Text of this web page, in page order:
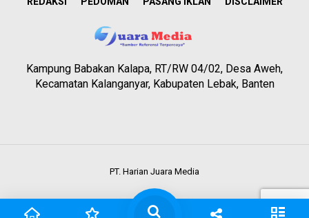
Kampung Babakan Kalapa, RT/RW 04/02, Desa Aweh,
Kecamatan Kalanganyar, Kabupaten Lebak, Banten
PT. Harian Juara Media